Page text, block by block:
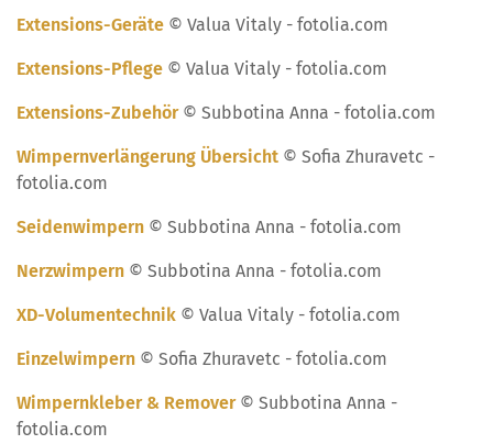
Extensions-Geräte © Valua Vitaly - fotolia.com
Extensions-Pflege © Valua Vitaly - fotolia.com
Extensions-Zubehör© Subbotina Anna - fotolia.com
Wimpernverlängerung Übersicht © Sofia Zhuravetc -
fotolia.com
Seidenwimpern © Subbotina Anna - fotolia.com
Nerzwimpern © Subbotina Anna - fotolia.com
XD-Volumentechnik © Valua Vitaly - fotolia.com
Einzelwimpern © Sofia Zhuravetc - fotolia.com
Wimpernkleber & Remover© Subbotina Anna -
fotolia.com